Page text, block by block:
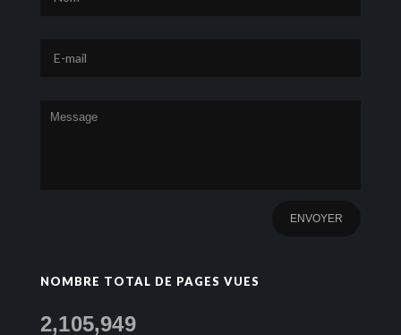
NOMBRE TOTAL DE PAGES VUES
2,105,949